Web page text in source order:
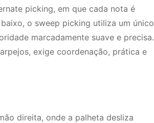
picking, em que cada nota é
o sweep picking utiliza um único
marcadamente suave e precisa.
exige coordenação, prática e
direita, onde a palheta desliza